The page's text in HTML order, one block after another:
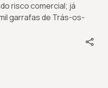
risco comercial; já
garrafas de Trás-os-